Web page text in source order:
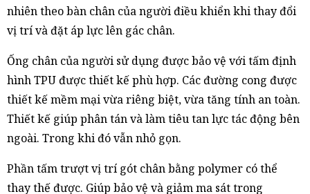
nhiên theo bàn chân của người điều khiển khi thay đổi
vị trí và đặt áp lực lên gác chân.
Ống chân của người sử dụng được bảo vệ với tấm định
hình TPU được thiết kế phù hợp. Các đường cong được
thiết kế mềm mại vừa riêng biệt, vừa tăng tính an toàn.
Thiết kế giúp phân tán và làm tiêu tan lực tác động bên
ngoài. Trong khi đó vẫn nhỏ gọn.
Phần tấm trượt vị trí gót chân bằng polymer có thể
thay thế được. Giúp bảo vệ và giảm ma sát trong